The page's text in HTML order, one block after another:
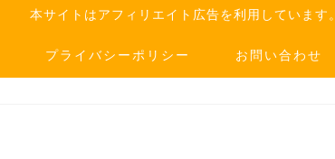
本サイトはアフィリエイト広告を利用しています。
プライバシーポリシー お問い合わせ